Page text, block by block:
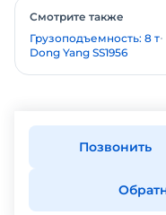
Смотрите также
Грузоподъемность: 8 т
Dong Yang SS1956
Позвонить